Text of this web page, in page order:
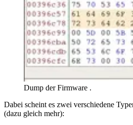
Dump der Firmware .
Dabei scheint es zwei verschiedene
(dazu gleich mehr):